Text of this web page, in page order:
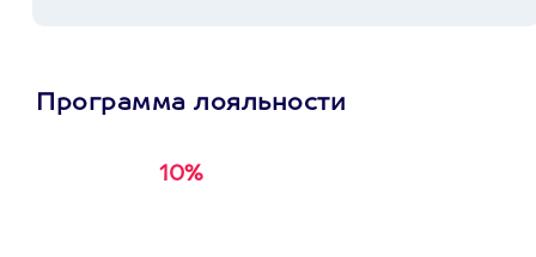
Программа лояльности
10%